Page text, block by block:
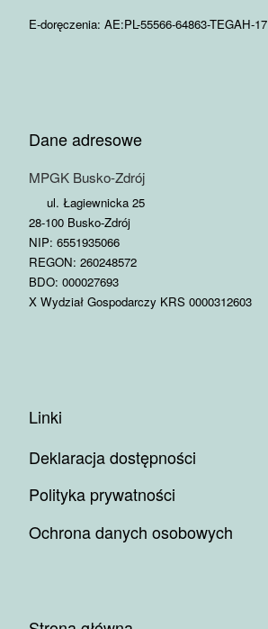
E-doręczenia: AE:PL-55566-64863-TEGAH-17
Dane adresowe
MPGK Busko-Zdrój
ul. Łagiewnicka 25
28-100 Busko-Zdrój
NIP: 6551935066
REGON: 260248572
BDO: 000027693
X Wydział Gospodarczy KRS 0000312603
Linki
Deklaracja dostępności
Polityka prywatności
Ochrona danych osobowych